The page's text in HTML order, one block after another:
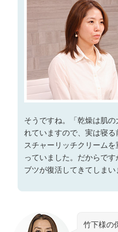
そうですね。「乾燥は肌
れていますので、実は寝る
スチャーリッチクリームを
っていました。だからで
ブツが復活してきてしまい
竹下様の